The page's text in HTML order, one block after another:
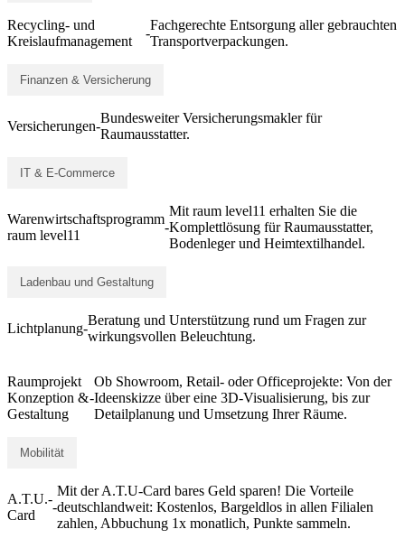
Recycling- und
Kreislaufmanagement
-
Fachgerechte Entsorgung aller gebrauchten
Transportverpackungen.
Finanzen & Versicherung
Versicherungen-
Bundesweiter Versicherungsmakler für
Raumausstatter.
IT & E-Commerce
Warenwirtschaftsprogramm
raum level11
-
Mit raum level11 erhalten Sie die
Komplettlösung für Raumausstatter,
Bodenleger und Heimtextilhandel.
Ladenbau und Gestaltung
Lichtplanung-
Beratung und Unterstützung rund um Fragen zur
wirkungsvollen Beleuchtung.
Raumprojekt
Konzeption &
Gestaltung
-
Ob Showroom, Retail- oder Officeprojekte: Von der
Ideenskizze über eine 3D-Visualisierung, bis zur
Detailplanung und Umsetzung Ihrer Räume.
Mobilität
A.T.U.-
Card
-
Mit der A.T.U-Card bares Geld sparen! Die Vorteile
deutschlandweit: Kostenlos, Bargeldlos in allen Filialen
zahlen, Abbuchung 1x monatlich, Punkte sammeln.